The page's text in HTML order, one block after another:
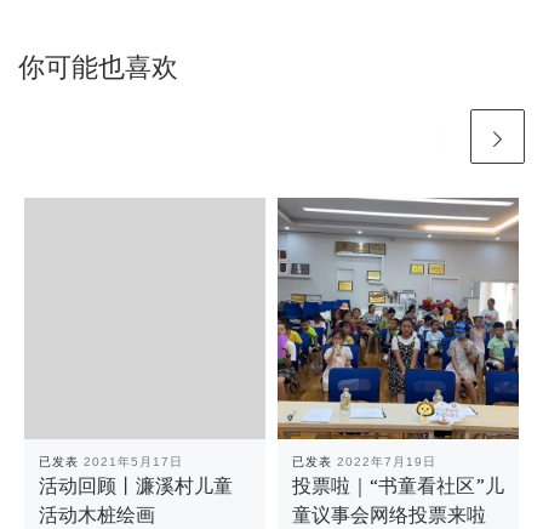
你可能也喜欢
已发表 2021年5月17日
活动回顾丨濂溪村儿童
活动木桩绘画
已发表 2022年7月19日
投票啦｜“书童看社区”儿
童议事会网络投票来啦